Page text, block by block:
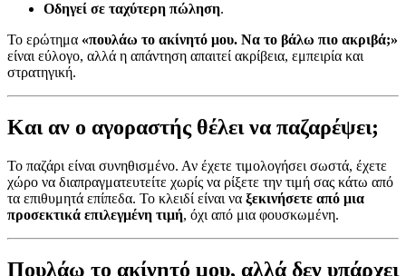
Οδηγεί σε ταχύτερη πώληση.
Το ερώτημα «πουλάω το ακίνητό μου. Να το βάλω πιο ακριβά;»
είναι εύλογο, αλλά η απάντηση απαιτεί ακρίβεια, εμπειρία και
στρατηγική.
Και αν ο αγοραστής θέλει να παζαρέψει;
Το παζάρι είναι συνηθισμένο. Αν έχετε τιμολογήσει σωστά, έχετε
χώρο να διαπραγματευτείτε χωρίς να ρίξετε την τιμή σας κάτω από
τα επιθυμητά επίπεδα. Το κλειδί είναι να ξεκινήσετε από μια
προσεκτικά επιλεγμένη τιμή, όχι από μια φουσκωμένη.
Πουλάω το ακίνητό μου, αλλά δεν υπάρχει